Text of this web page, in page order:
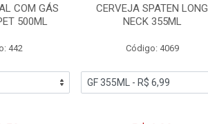
COM GÁS
500ML
442
CERVEJA SPATEN LONG
NECK 355ML
Código: 4069